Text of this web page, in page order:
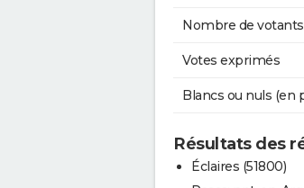
Nombre de votants
Votes exprimés
Blancs ou nuls (en
Résultats des
Éclaires (51800)